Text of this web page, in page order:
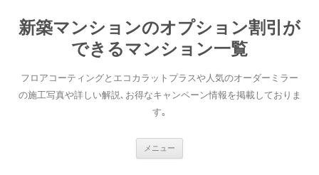
新築マンションのオプション割引が
できるマンション一覧
フロアコーティングとエコカラットプラスや人気のオーダーミラー
の施工写真や詳しい解説､お得なキャンペーン情報を掲載しておりま
す｡
メニュー